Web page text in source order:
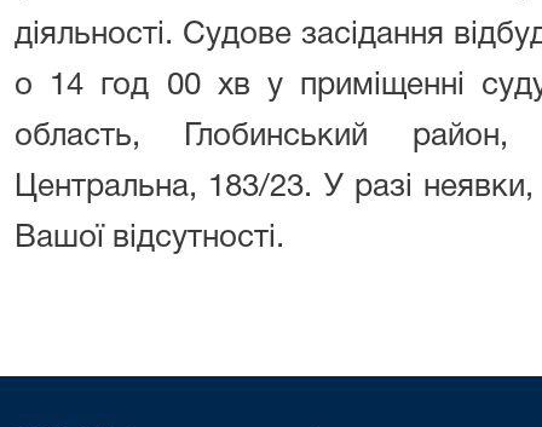
діяльності. Судове засідання
о 14 год 00 хв у приміщенні
область, Глобинський
Центральна, 183/23. У разі
Вашої відсутності.